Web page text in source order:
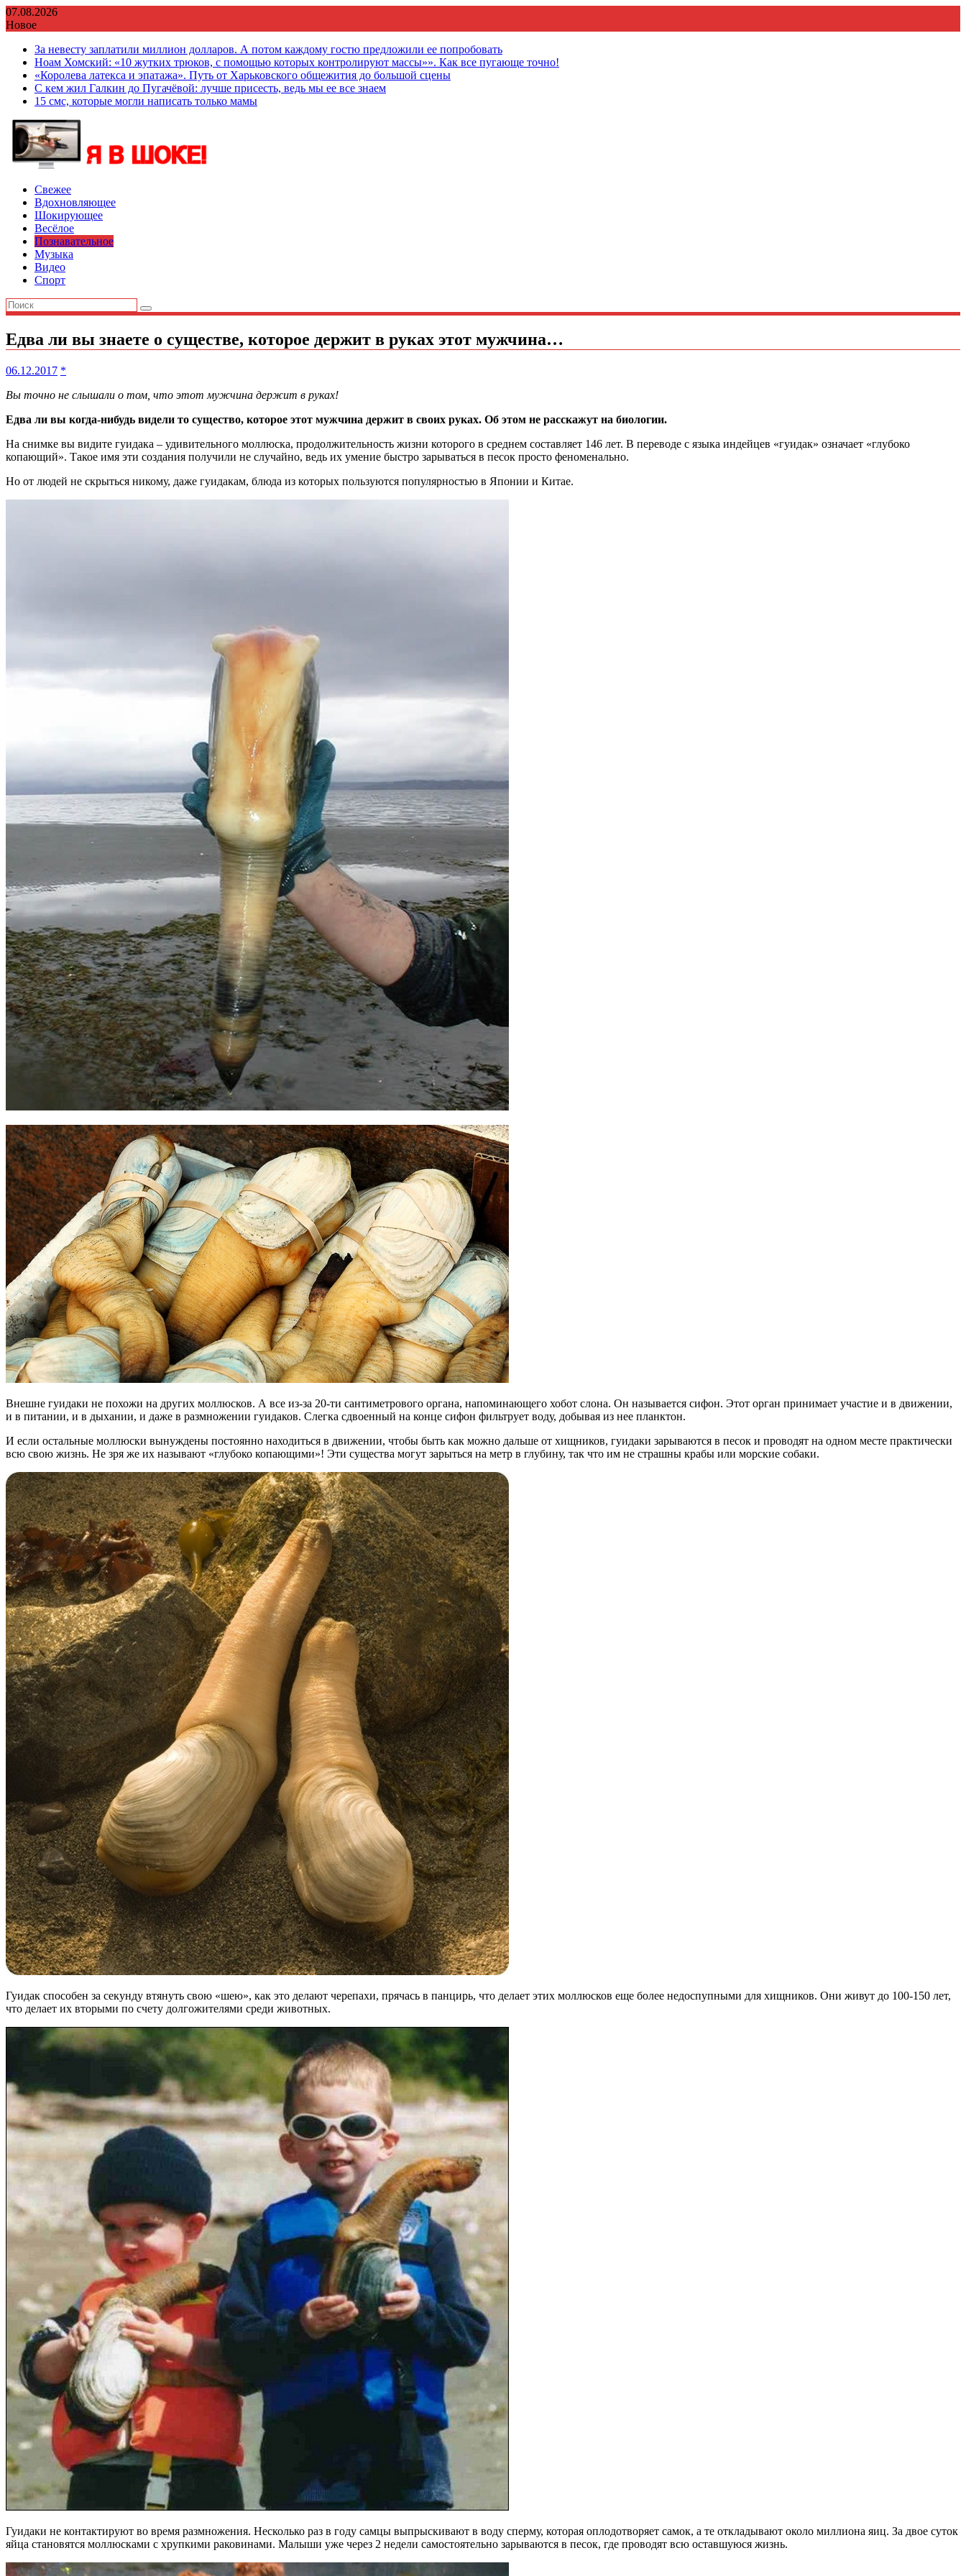
Перейти
к
07.08.2026
Новое
За невесту заплатили миллион долларов. А потом каждому гостю предложили ее попробовать
Ноам Хомский: «10 жутких трюков, с помощью которых контролируют массы»». Как все пугающе точно!
«Королева латекса и эпатажа». Путь от Харьковского общежития до большой сцены
С кем жил Галкин до Пугачёвой: лучше присесть, ведь мы ее все знаем
15 смс, которые могли написать только мамы
Свежее
Вдохновляющее
Шокирующее
Весёлое
Познавательное
Музыка
Видео
Спорт
Едва ли вы знаете о существе, которое держит в руках этот мужчина…
06.12.2017 *
Вы точно не слышали о том, что этот мужчина держит в руках!
Едва ли вы когда-нибудь видели то существо, которое этот мужчина держит в своих руках. Об этом не расскажут на биологии.
На снимке вы видите гуидака – удивительного моллюска, продолжительность жизни которого в среднем составляет 146 лет. В переводе с языка индейцев «гуидак» означает «глубоко
копающий». Такое имя эти создания получили не случайно, ведь их умение быстро зарываться в песок просто феноменально.
Но от людей не скрыться никому, даже гуидакам, блюда из которых пользуются популярностью в Японии и Китае.
Внешне гуидаки не похожи на других моллюсков. А все из-за 20-ти сантиметрового органа, напоминающего хобот слона. Он называется сифон. Этот орган принимает участие и в движении,
и в питании, и в дыхании, и даже в размножении гуидаков. Слегка сдвоенный на конце сифон фильтрует воду, добывая из нее планктон.
И если остальные моллюски вынуждены постоянно находиться в движении, чтобы быть как можно дальше от хищников, гуидаки зарываются в песок и проводят на одном месте практически
всю свою жизнь. Не зря же их называют «глубоко копающими»! Эти существа могут зарыться на метр в глубину, так что им не страшны крабы или морские собаки.
Гуидак способен за секунду втянуть свою «шею», как это делают черепахи, прячась в панцирь, что делает этих моллюсков еще более недоспупными для хищников. Они живут до 100-150 лет,
что делает их вторыми по счету долгожителями среди животных.
Гуидаки не контактируют во время размножения. Несколько раз в году самцы выпрыскивают в воду сперму, которая оплодотворяет самок, а те откладывают около миллиона яиц. За двое суток
яйца становятся моллюсками с хрупкими раковинами. Малыши уже через 2 недели самостоятельно зарываются в песок, где проводят всю оставшуюся жизнь.